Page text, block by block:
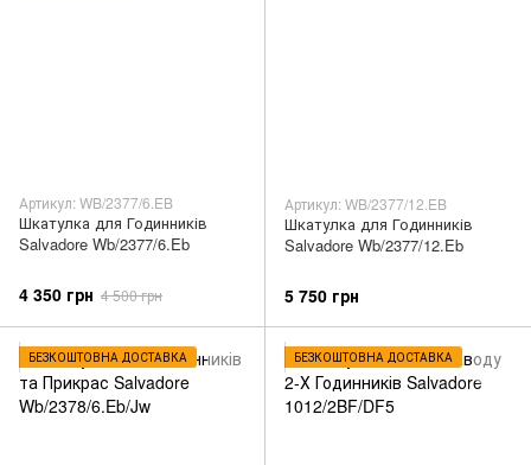
Артикул: WB/2377/6.EB
Шкатулка для Годинників
Salvadore Wb/2377/6.Eb
4 350 грн 4 500 грн
Артикул: WB/2377/12.EB
Шкатулка для Годинників
Salvadore Wb/2377/12.Eb
5 750 грн
БЕЗКОШТОВНА ДОСТАВКА БЕЗКОШТОВНА ДОСТАВКА